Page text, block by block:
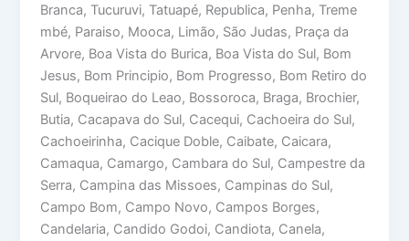
Branca, Tucuruvi, Tatuapé, Republica, Penha, Treme
mbé, Paraiso, Mooca, Limão, São Judas, Praça da
Arvore, Boa Vista do Burica, Boa Vista do Sul, Bom
Jesus, Bom Principio, Bom Progresso, Bom Retiro do
Sul, Boqueirao do Leao, Bossoroca, Braga, Brochier,
Butia, Cacapava do Sul, Cacequi, Cachoeira do Sul,
Cachoeirinha, Cacique Doble, Caibate, Caicara,
Camaqua, Camargo, Cambara do Sul, Campestre da
Serra, Campina das Missoes, Campinas do Sul,
Campo Bom, Campo Novo, Campos Borges,
Candelaria, Candido Godoi, Candiota, Canela,